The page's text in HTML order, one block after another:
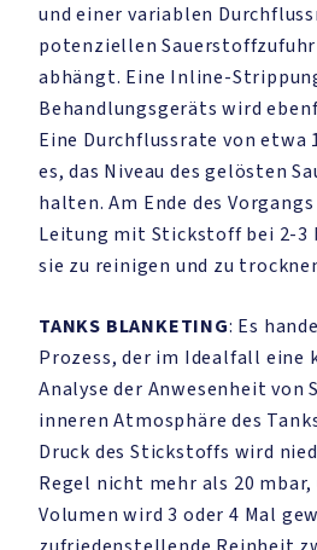
und einer variablen
potenziellen
abhängt. Eine Inline-
Behandlungsgeräts wird
Eine Durchflussrate von
es, das Niveau des gelösten
halten. Am Ende des
Leitung mit Stickstoff bei 2-3
sie zu reinigen und zu
TANKS BLANKETING: Es
Prozess, der im Idealfall eine
Analyse der Anwesenheit von
inneren Atmosphäre des
Druck des Stickstoffs wird
Regel nicht mehr als 20 mbar,
Volumen wird 3 oder 4 Mal